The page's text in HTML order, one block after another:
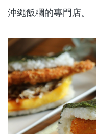
沖繩飯糰的專門店。